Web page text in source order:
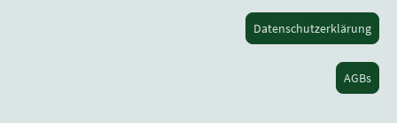
Datenschutzerklärung
AGBs